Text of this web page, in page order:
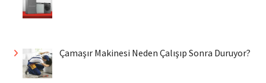
Çamaşır Makinesi Neden Çalışıp Sonra Duruyor?